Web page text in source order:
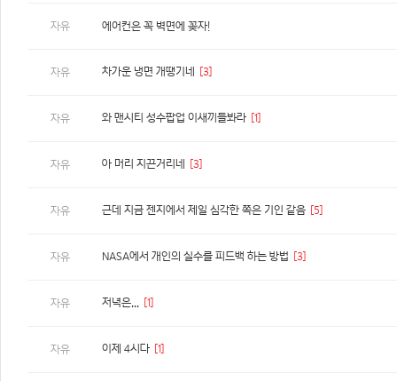
자유 에어컨은 꼭 벽면에 꽂자!
자유 차가운 냉면 개땡기네 [3]
자유 와 맨시티 성수팝업 이새끼들봐라 [1]
자유 아 머리 지끈거리네 [3]
자유 근데 지금 젠지에서 제일 심각한 쪽은 기인 같음 [5]
자유 NASA에서 개인의 실수를 피드백 하는 방법 [3]
자유 저녁은... [1]
자유 이제 4시다 [1]